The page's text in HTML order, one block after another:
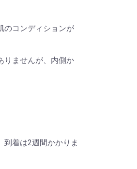
のコンディションが
りませんが、内側か
着は2週間かかりま